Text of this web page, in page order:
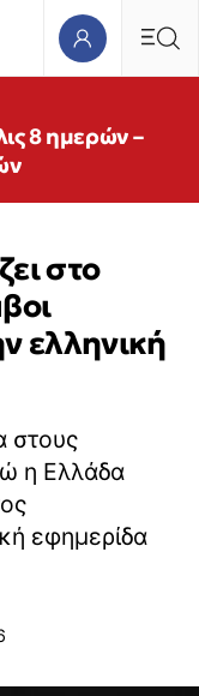
8 ημερών –
στο
ελληνική
στους
η Ελλάδα
εφημερίδα